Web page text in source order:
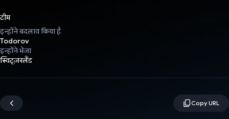
टीम
इन्होंने बदलाव किया है
Todorov
इन्होंने भेजा
स्विट्ज़रलैंड